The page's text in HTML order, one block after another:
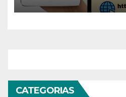
CATEGORIAS